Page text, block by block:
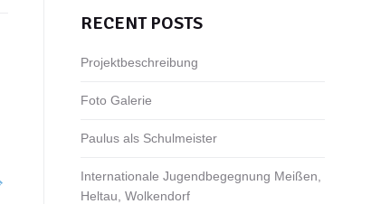
RECENT POSTS
Projektbeschreibung
Foto Galerie
Paulus als Schulmeister
Internationale Jugendbegegnung Meißen,
Heltau, Wolkendorf